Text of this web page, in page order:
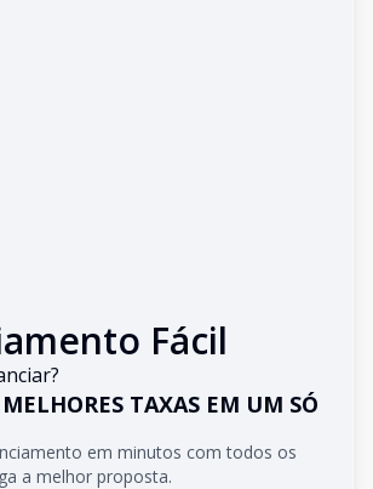
Fácil
TAXAS EM UM SÓ
em minutos com todos os
a melhor proposta.